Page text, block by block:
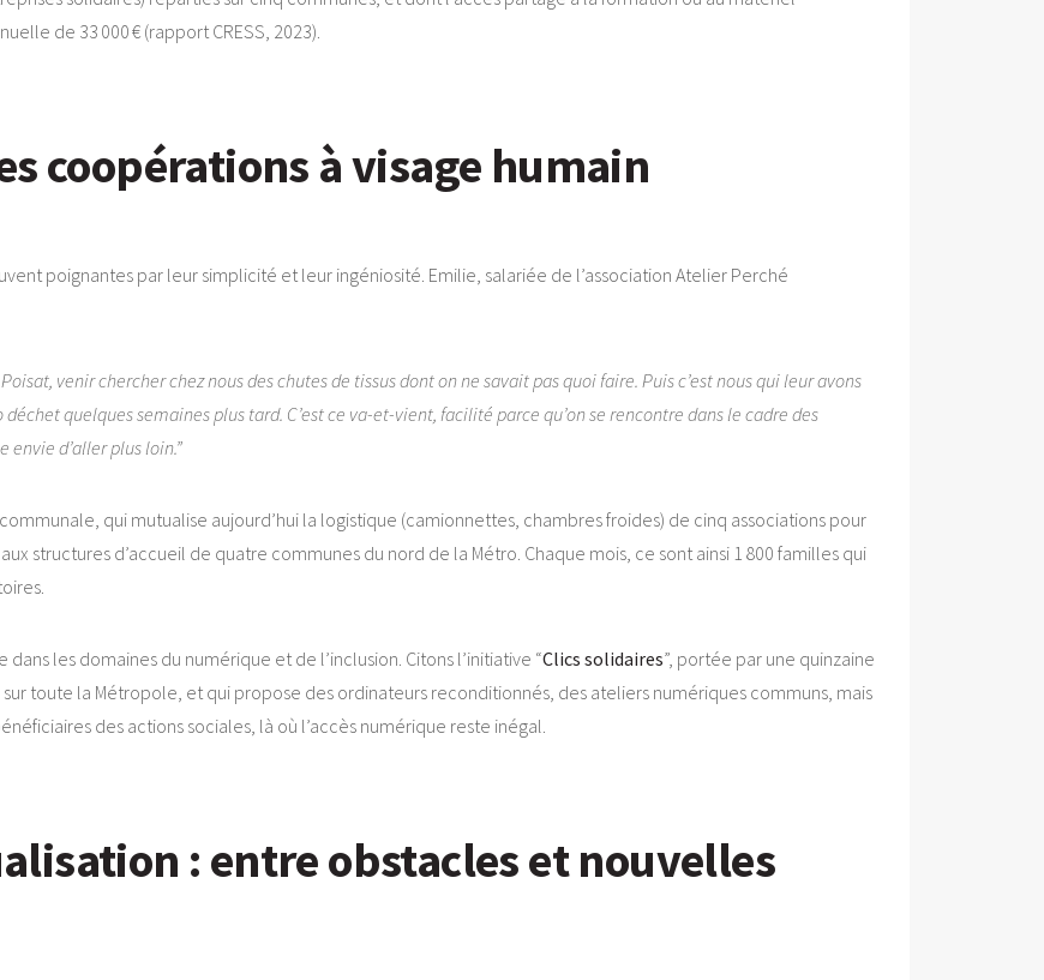
de 33 000 € (rapport CRESS, 2023).
coopérations à visage humain
poignantes par leur simplicité et leur ingéniosité. Emilie, salariée de l’association Atelier Perché
venir chercher chez nous des chutes de tissus dont on ne savait pas quoi faire. Puis c’est nous qui leur avons
quelques semaines plus tard. C’est ce va-et-vient, facilité parce qu’on se rencontre dans le cadre des
d’aller plus loin.”
qui mutualise aujourd’hui la logistique (camionnettes, chambres froides) de cinq associations pour
structures d’accueil de quatre communes du nord de la Métro. Chaque mois, ce sont ainsi 1 800 familles qui
les domaines du numérique et de l’inclusion. Citons l’initiative “Clics solidaires”, portée par une quinzaine
sur toute la Métropole, et qui propose des ordinateurs reconditionnés, des ateliers numériques communs, mais
des actions sociales, là où l’accès numérique reste inégal.
: entre obstacles et nouvelles